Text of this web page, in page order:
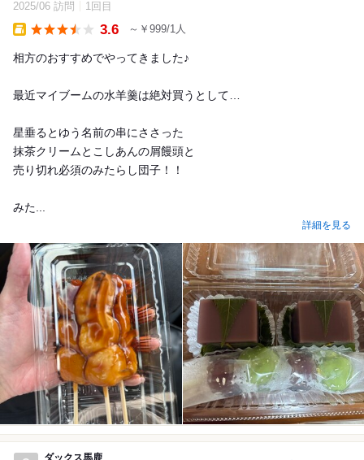
2025/06 訪問 1回目
3.6 ～￥999/1人
相方のおすすめでやってきました♪
最近マイブームの水羊羹は絶対買うとして…
星垂るとゆう名前の串にささった
抹茶クリームとこしあんの屑饅頭と
売り切れ必須のみたらし団子！！
みた...
詳細を見る
ダックス馬鹿